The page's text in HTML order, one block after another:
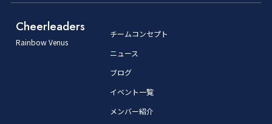
Cheerleaders
Rainbow Venus
チームコンセプト
ニュース
ブログ
イベント一覧
メンバー紹介